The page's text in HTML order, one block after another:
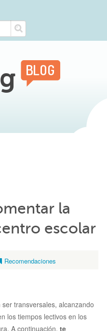
la
escolar
Recomendaciones
ser transversales, alcanzando
los tiempos lectivos en los
A continuación, te